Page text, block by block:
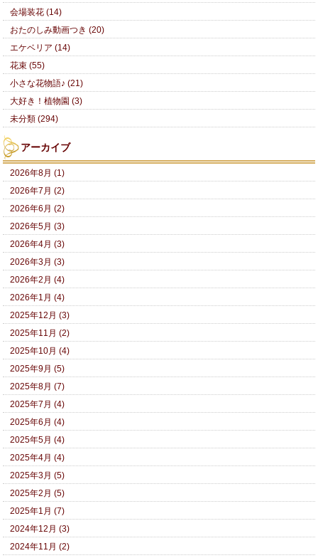
会場装花 (14)
おたのしみ動画つき (20)
エケベリア (14)
花束 (55)
小さな花物語♪ (21)
大好き！植物園 (3)
未分類 (294)
アーカイブ
2026年8月 (1)
2026年7月 (2)
2026年6月 (2)
2026年5月 (3)
2026年4月 (3)
2026年3月 (3)
2026年2月 (4)
2026年1月 (4)
2025年12月 (3)
2025年11月 (2)
2025年10月 (4)
2025年9月 (5)
2025年8月 (7)
2025年7月 (4)
2025年6月 (4)
2025年5月 (4)
2025年4月 (4)
2025年3月 (5)
2025年2月 (5)
2025年1月 (7)
2024年12月 (3)
2024年11月 (2)